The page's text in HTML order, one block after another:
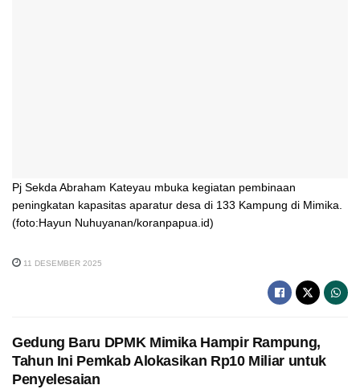
Pj Sekda Abraham Kateyau mbuka kegiatan pembinaan
peningkatan kapasitas aparatur desa di 133 Kampung di Mimika.
(foto:Hayun Nuhuyanan/koranpapua.id)
11 DESEMBER 2025
Gedung Baru DPMK Mimika Hampir Rampung,
Tahun Ini Pemkab Alokasikan Rp10 Miliar untuk
Penyelesaian